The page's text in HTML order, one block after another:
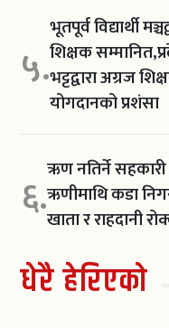
५.
भूतपूर्व विद्यार्थी
शिक्षक
भट्टद्वारा अग्रज
योगदानको प्रशंसा
६.ऋण नतिर्ने
ऋणीमाथि कडा
खाता र राहदानी
धेरै हेरिएको